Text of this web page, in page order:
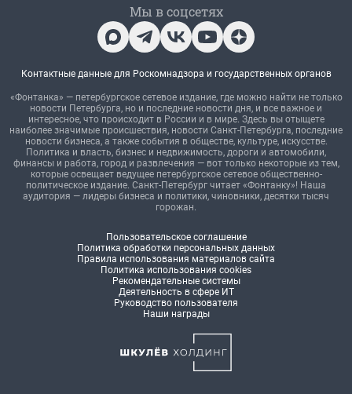
Мы в соцсетях
Контактные данные для Роскомнадзора и государственных органов
«Фонтанка» — петербургское сетевое издание, где можно найти не только
новости Петербурга, но и последние новости дня, и все важное и
интересное, что происходит в России и в мире. Здесь вы отыщете
наиболее значимые происшествия, новости Санкт-Петербурга, последние
новости бизнеса, а также события в обществе, культуре, искусстве.
Политика и власть, бизнес и недвижимость, дороги и автомобили,
финансы и работа, город и развлечения — вот только некоторые из тем,
которые освещает ведущее петербургское сетевое общественно-
политическое издание. Санкт-Петербург читает «Фонтанку»! Наша
аудитория — лидеры бизнеса и политики, чиновники, десятки тысяч
горожан.
Пользовательское соглашение
Политика обработки персональных данных
Правила использования материалов сайта
Политика использования cookies
Рекомендательные системы
Деятельность в сфере ИТ
Руководство пользователя
Наши награды